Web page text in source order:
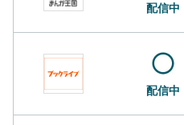
配信中
配信中